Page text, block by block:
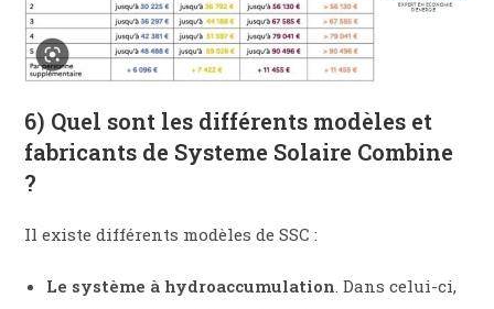
6) Quel sont les différents modèles et
fabricants de Systeme Solaire Combine
?
Il existe différents modèles de SSC :
Le système à hydroaccumulation. Dans celui-ci,